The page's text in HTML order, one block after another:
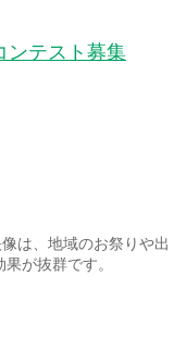
テスト募集
は、地域のお祭りや出
が抜群です。